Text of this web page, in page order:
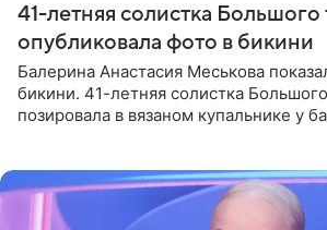
41-летняя солистка Большого
опубликовала фото в бикини
Балерина Анастасия Меськова
бикини. 41-летняя солистка
позировала в вязаном купальнике у